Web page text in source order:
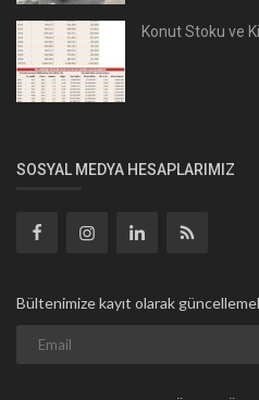
Konut Stoku ve
SOSYAL MEDYA HESAPLARIMIZ
Bültenimize kayıt olarak